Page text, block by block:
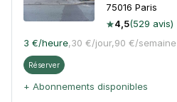
75016 Paris
4,5(529 avis)
3 €/heure,30 €/jour,90 €/semaine
Réserver
+ Abonnements disponibles